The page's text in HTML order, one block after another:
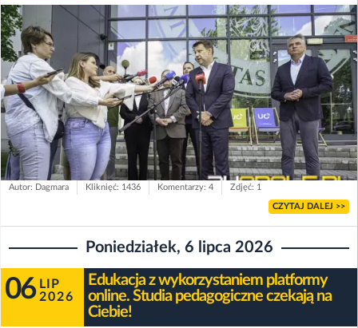
Autor: Dagmara Kliknięć: 1436 Komentarzy: 4 Zdjęć: 1
CZYTAJ DALEJ >>
Poniedziałek, 6 lipca 2026
06 LIP
2026
Edukacja z wykorzystaniem platformy
online. Studia pedagogiczne czekają na
Ciebie!